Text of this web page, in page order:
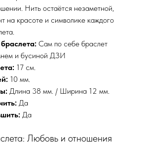
Нить остаётся незаметной,
на красоте и символике каждого
Сам по себе браслет
и бусиной ДЗИ
17 см.
10 мм.
Длина 38 мм. / Ширина 12 мм.
Да
Да
Любовь и отношения